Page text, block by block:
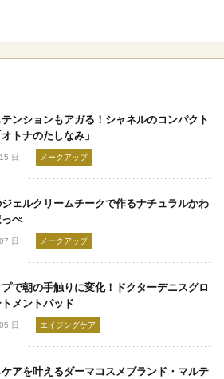
ンションもアガる！シャネルのコンパクト
トナのたしなみ」
日 メークアップ
ェルクリームチークで作るナチュラルかわ
ぺ
日 メークアップ
で朝の手触りに変化！ドクターデニスグロ
メントパッド
日 エイジングケア
アを叶えるダーマコスメブランド・マルテ